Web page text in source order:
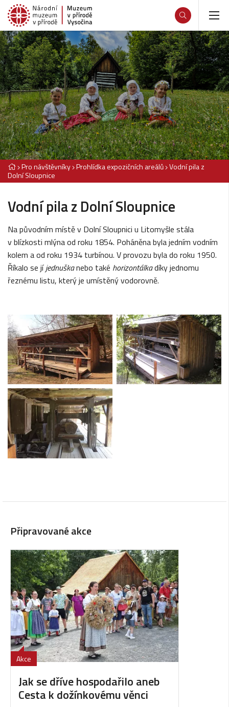
Pro návštěvníky Prohlídka expozičních areálů Vodní pila z
Dolní Sloupnice
Vodní pila z Dolní Sloupnice
Na původním místě v Dolní Sloupnici u Litomyšle stála
v blízkosti mlýna od roku 1854. Poháněna byla jedním vodním
kolem a od roku 1934 turbínou. V provozu byla do roku 1950.
Říkalo se jíjednuškanebo také horizontálkadíky jednomu
řeznému listu, který je umístěný vodorovně.
Připravované akce
Akce
Jak se dříve hospodařilo aneb
Cesta k dožínkovému věnci